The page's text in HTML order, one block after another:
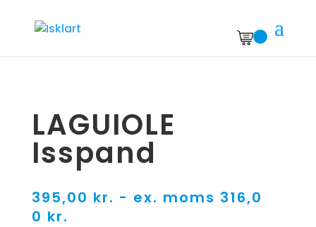
LAGUIOLE
Isspand
395,00 kr. - ex. moms 316,0
0 kr.